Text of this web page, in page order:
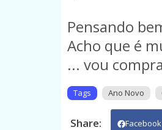
Pensando
Acho que é
... vou
Tags Ano Novo
Facebook